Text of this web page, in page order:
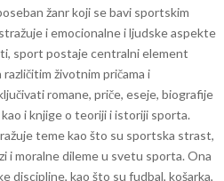
žanr koji se bavi sportskim
i emocionalne i ljudske aspekte
sport postaje centralni element
životnim pričama i
romane, priče, eseje, biografije
i knjige o teoriji i istoriji sporta.
teme kao što su sportska strast,
i moralne dileme u svetu sporta. Ona
discipline, kao što su fudbal, košarka,